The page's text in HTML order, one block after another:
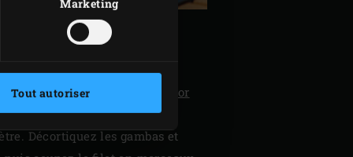
Marketing
Tout autoriser
avec lepanier pour convEGGtor
Décortiquez les gambas et